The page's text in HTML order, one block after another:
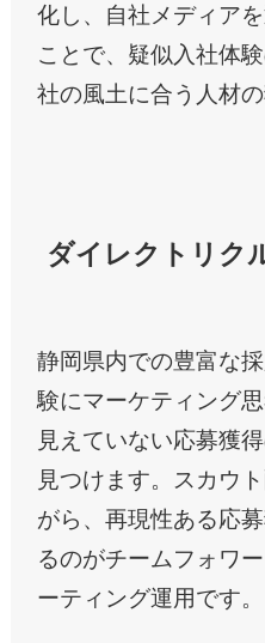
化し、自社メディア
ことで、疑似入社体
社の風土に合う人材
ダイレクトリク
静岡県内での豊富な
験にマーケティング
見えていない応募獲
見つけます。スカウ
がら、再現性ある応
るのがチームフォワ
ーティング運用です。